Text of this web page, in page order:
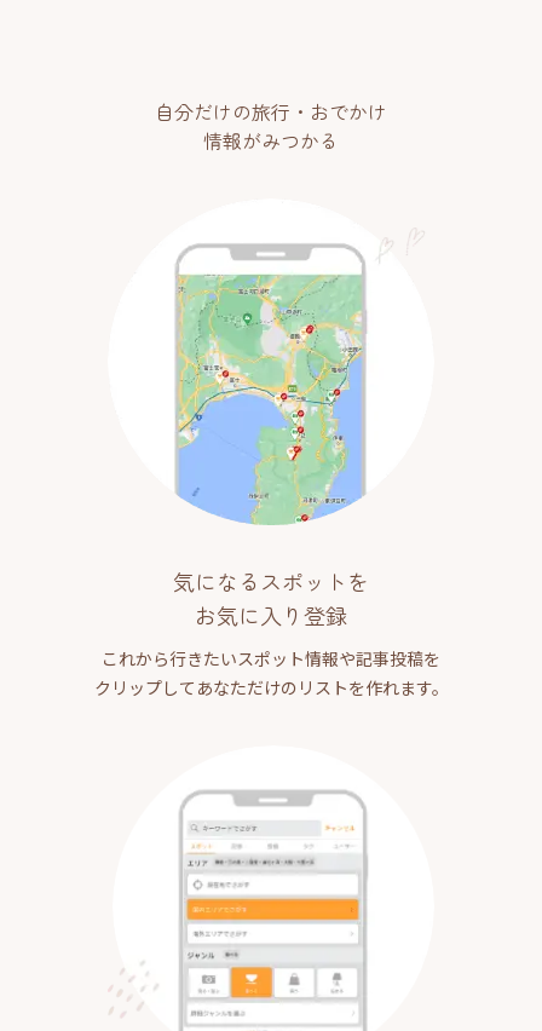
自分だけの旅行・おでかけ
情報がみつかる
気になるスポットを
お気に入り登録
これから行きたいスポット情報や記事投稿を
クリップしてあなただけのリストを作れます。